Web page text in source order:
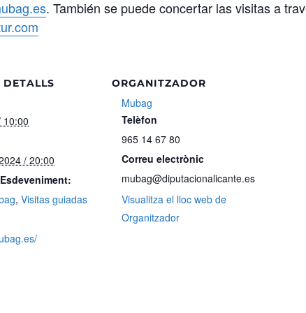
. También se puede concertar las visitas a
DETALLS
10:00
/ 20:00
,Visitas guiadas
ORGANITZADOR
Mubag
Telèfon
965 14 67 80
Correu electrònic
mubag@diputacionalicante.es
Visualitza el lloc web de
Organitzador